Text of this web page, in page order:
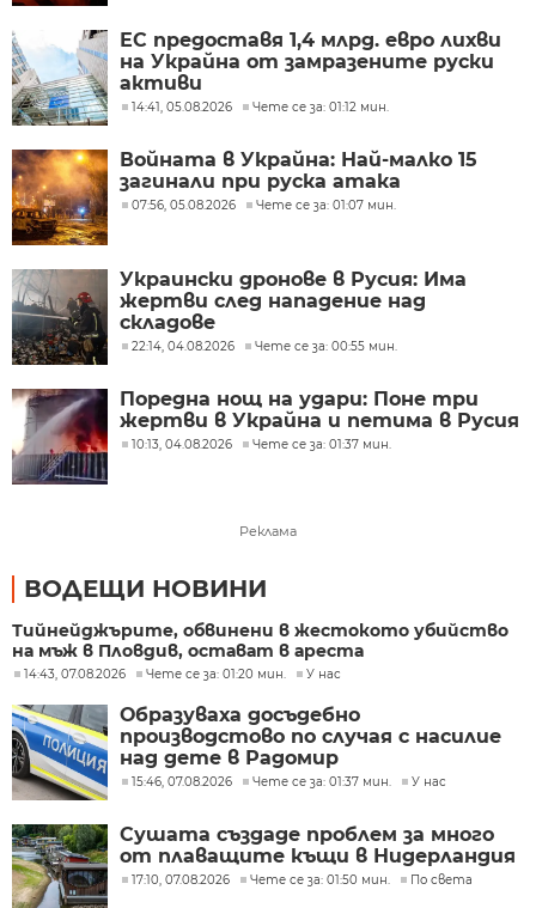
ЕС предоставя 1,4 млрд. евро лихви
на Украйна от замразените руски
активи
14:41, 05.08.2026 Чете се за: 01:12 мин.
Войната в Украйна: Най-малко 15
загинали при руска атака
07:56, 05.08.2026 Чете се за: 01:07 мин.
Украински дронове в Русия: Има
жертви след нападение над
складове
22:14, 04.08.2026 Чете се за: 00:55 мин.
Поредна нощ на удари: Поне три
жертви в Украйна и петима в Русия
10:13, 04.08.2026 Чете се за: 01:37 мин.
Реклама
ВОДЕЩИ НОВИНИ
Тийнейджърите, обвинени в жестокото убийство
на мъж в Пловдив, остават в ареста
14:43, 07.08.2026 Чете се за: 01:20 мин. У нас
Образуваха досъдебно
производстово по случая с насилие
над дете в Радомир
15:46, 07.08.2026 Чете се за: 01:37 мин. У нас
Сушата създаде проблем за много
от плаващите къщи в Нидерландия
17:10, 07.08.2026 Чете се за: 01:50 мин. По света